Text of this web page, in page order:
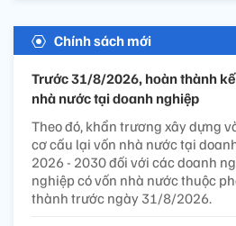
Chính sách mới
Trước 31/8/2026, hoàn thành
nhà nước tại doanh nghiệp
Theo đó, khẩn trương xây dựng
cơ cấu lại vốn nhà nước tại
2026 - 2030 đối với các doanh
nghiệp có vốn nhà nước thuộc
thành trước ngày 31/8/2026.